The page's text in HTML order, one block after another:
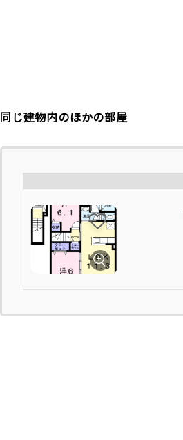
同じ建物内のほかの部屋